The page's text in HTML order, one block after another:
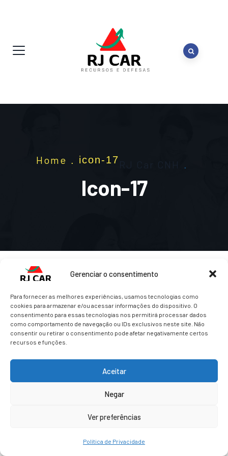
Gerenciar o consentimento
Para fornecer as melhores experiências, usamos tecnologias como
cookies para armazenar e/ou acessar informações do dispositivo. O
consentimento para essas tecnologias nos permitirá processar dados
como comportamento de navegação ou IDs exclusivos neste site. Não
consentir ou retirar o consentimento pode afetar negativamente certos
recursos e funções.
Aceitar
Negar
Ver preferências
Política de Privacidade
Home . .
icon-17
Icon-17
Deixe Um Comentário
Você precisa fazer ologinpara publicar um comentário.